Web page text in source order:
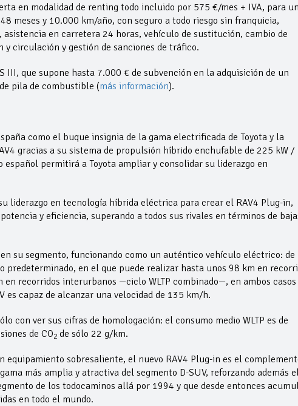
en modalidad de renting todo incluido por 575 €/mes + IVA, para
meses y 10.000 km/año, con seguro a todo riesgo sin franquicia,
en carretera 24 horas, vehículo de sustitución, cambio de
circulación y gestión de sanciones de tráfico.
III, que supone hasta 7.000 € de subvención en la adquisición de un
pila de combustible (más información).
como el buque insignia de la gama electrificada de Toyota y la
gracias a su sistema de propulsión híbrido enchufable de 225 kW /
español permitirá a Toyota ampliar y consolidar su liderazgo en
liderazgo en tecnología híbrida eléctrica para crear el RAV4 Plug-in,
y eficiencia, superando a todos sus rivales en términos de
su segmento, funcionando como un auténtico vehículo eléctrico: de
predeterminado, en el que puede realizar hasta unos 98 km en
recorridos interurbanos —ciclo WLTP combinado—, en ambos casos
es capaz de alcanzar una velocidad de 135 km/h.
con ver sus cifras de homologación: el consumo medio WLTP es de
de CO2de sólo 22 g/km.
equipamiento sobresaliente, el nuevo RAV4 Plug-in es el
más amplia y atractiva del segmento D-SUV, reforzando además
de los todocaminos allá por 1994 y que desde entonces
en todo el mundo.